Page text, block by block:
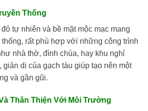
Thống
tự nhiên và bề mặt mộc mạc mang
thống, rất phù hợp với những công trình
nhà thờ, đình chùa, hay khu nghỉ
dị của gạch tàu giúp tạo nên một
và gần gũi.
Thân Thiện Với Môi Trường